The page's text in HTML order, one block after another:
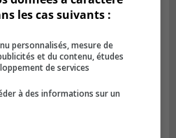
sa transition verte
les cas suivants :
personnalisés, mesure de
et du contenu, études
de services
à des informations sur un